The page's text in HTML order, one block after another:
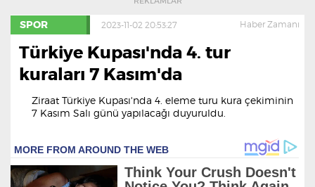
SPOR 2023-11-02 20:53:27 Haber Zamanı
Türkiye Kupası'nda 4. tur
kuraları 7 Kasım'da
Ziraat Türkiye Kupası'nda 4. eleme turu kura çekiminin
7 Kasım Salı günü yapılacağı duyuruldu.